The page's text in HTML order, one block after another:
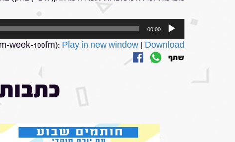
00:00
week-100fm): Play in new window | Download
שתף